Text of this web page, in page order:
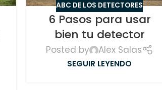
ABC DE LOS DETECTORES
6 Pasos para usar
bien tu detector
Posted by Alex Salas
SEGUIR LEYENDO